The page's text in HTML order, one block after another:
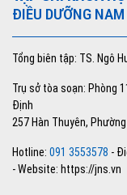
ĐIỀU DƯỠNG
Tổng biên tập: TS. Ngô
Trụ sở tòa soạn: Phòng
Định
257 Hàn Thuyên,
Hotline: 091 3553578 -
- Website: https://jns.vn